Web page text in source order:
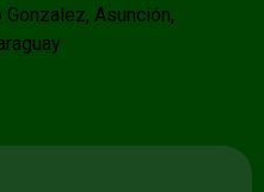
Asunción,